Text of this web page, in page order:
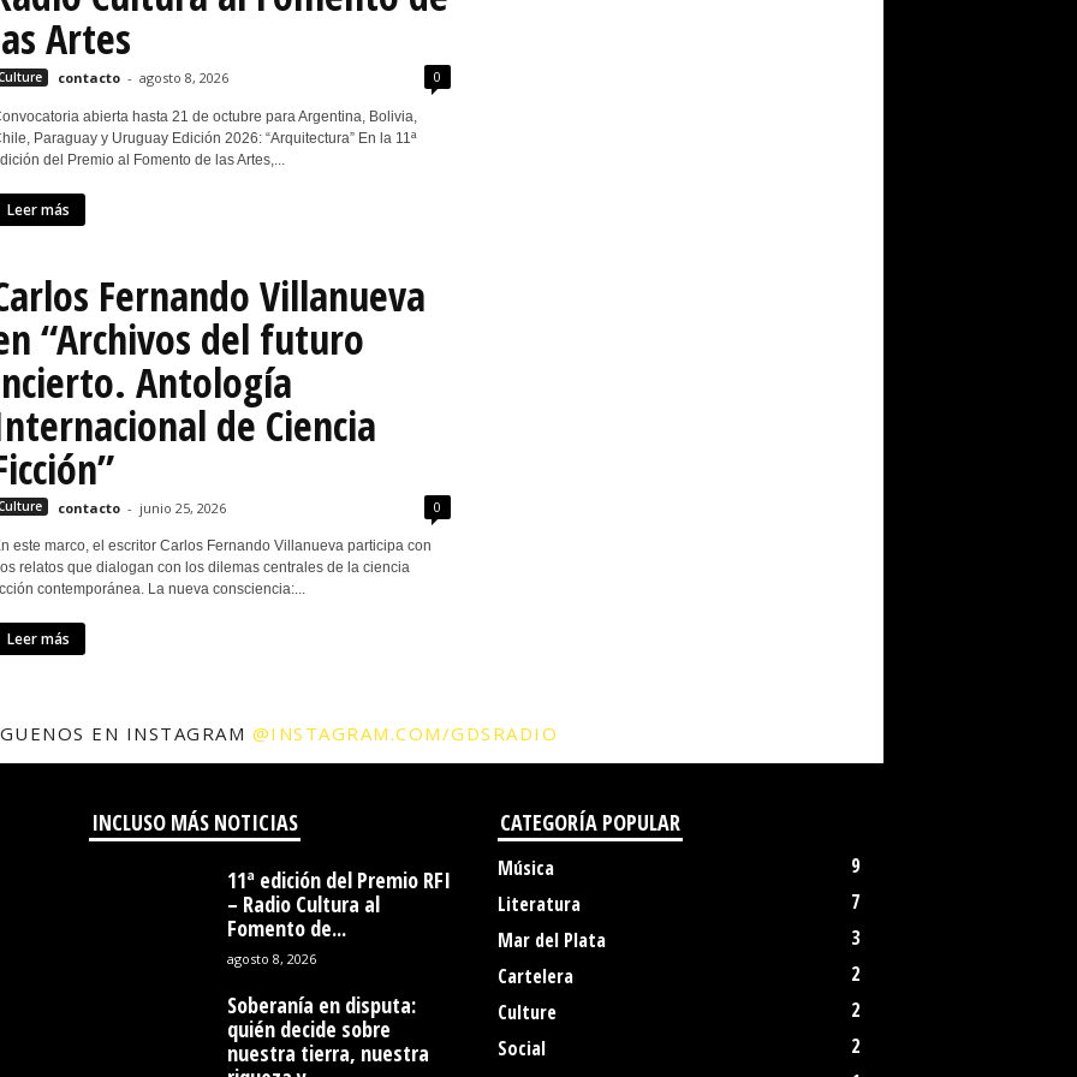
Artes
contacto - agosto 8, 2026 0
abierta hasta 21 de octubre para Argentina, Bolivia,
Paraguay y Uruguay Edición 2026: “Arquitectura” En la 11ª
del Premio al Fomento de las Artes,...
Leer más
Fernando Villanueva
“Archivos del futuro
Antología
de Ciencia
contacto - junio 25, 2026 0
este marco, el escritor Carlos Fernando Villanueva participa con
relatos que dialogan con los dilemas centrales de la ciencia
contemporánea. La nueva consciencia:...
Leer más
EN INSTAGRAM @INSTAGRAM.COM/GDSRADIO
INCLUSO MÁS NOTICIAS
11ª edición del Premio RFI
– Radio Cultura al
Fomento de...
agosto 8, 2026
Soberanía en disputa:
quién decide sobre
nuestra tierra, nuestra
CATEGORÍA POPULAR
Música
9
Literatura
7
Mar del Plata
3
Cartelera
2
Culture
2
Social
2